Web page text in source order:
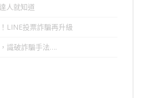
人就知道
LINE投票詐騙再升級
識破詐騙手法….